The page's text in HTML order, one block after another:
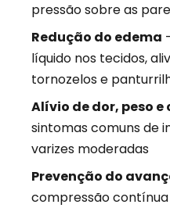
pressão sobre as
Redução do edema
líquido nos tecidos,
tornozelos e
Alívio de dor, peso
sintomas comuns de
varizes moderadas
Prevenção do
compressão